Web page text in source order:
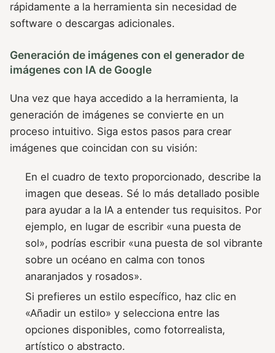
rápidamente a la herramienta sin necesidad de
software o descargas adicionales.
Generación de imágenes con el generador de
imágenes con IA de Google
Una vez que haya accedido a la herramienta, la
generación de imágenes se convierte en un
proceso intuitivo. Siga estos pasos para crear
imágenes que coincidan con su visión:
En el cuadro de texto proporcionado, describe la
imagen que deseas. Sé lo más detallado posible
para ayudar a la IA a entender tus requisitos. Por
ejemplo, en lugar de escribir «una puesta de
sol», podrías escribir «una puesta de sol vibrante
sobre un océano en calma con tonos
anaranjados y rosados».
Si prefieres un estilo específico, haz clic en
«Añadir un estilo» y selecciona entre las
opciones disponibles, como fotorrealista,
artístico o abstracto.